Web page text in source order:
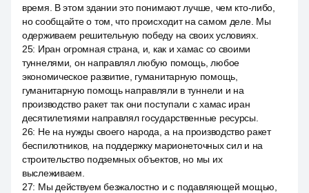
время. В этом здании это понимают лучше, чем кто-либо,
но сообщайте о том, что происходит на самом деле. Мы
одерживаем решительную победу на своих условиях.
25: Иран огромная страна, и, как и хамас со своими
туннелями, он направлял любую помощь, любое
экономическое развитие, гуманитарную помощь,
гуманитарную помощь направляли в туннели и на
производство ракет так они поступали с хамас иран
десятилетиями направлял государственные ресурсы.
26: Не на нужды своего народа, а на производство ракет
беспилотников, на поддержку марионеточных сил и на
строительство подземных объектов, но мы их
выслеживаем.
27: Мы действуем безжалостно и с подавляющей мощью,